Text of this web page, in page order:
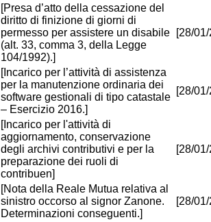
[Presa d’atto della cessazione del
diritto di finizione di giorni di
permesso per assistere un disabile
(alt. 33, comma 3, della Legge
104/1992).]
[28/
[Incarico per l’attività di assistenza
per la manutenzione ordinaria dei
software gestionali di tipo catastale
– Esercizio 2016.]
[28/
[Incarico per l'attività di
aggiornamento, conservazione
degli archivi contributivi e per la
preparazione dei ruoli di
contribuen]
[28/
[Nota della Reale Mutua relativa al
sinistro occorso al signor Zanone.
Determinazioni conseguenti.]
[28/